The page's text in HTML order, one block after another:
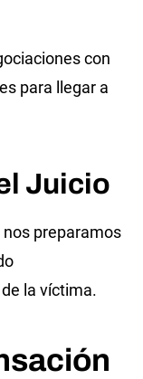
con
para llegar a
Juicio
nos preparamos
la víctima.